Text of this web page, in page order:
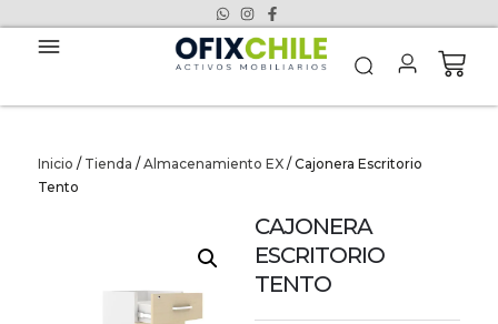
Inicio / Tienda / Almacenamiento EX/ Cajonera Escritorio
Tento
CAJONERA
ESCRITORIO
TENTO